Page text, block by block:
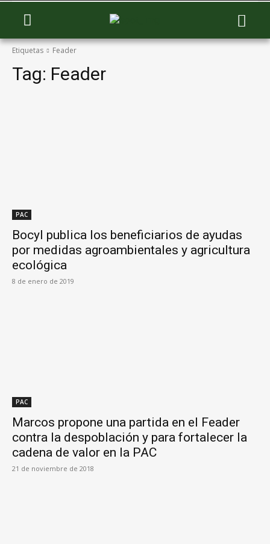
Etiquetas Feader
Tag: Feader
PAC
Bocyl publica los beneficiarios de ayudas
por medidas agroambientales y agricultura
ecológica
8 de enero de 2019
PAC
Marcos propone una partida en el Feader
contra la despoblación y para fortalecer la
cadena de valor en la PAC
21 de noviembre de 2018